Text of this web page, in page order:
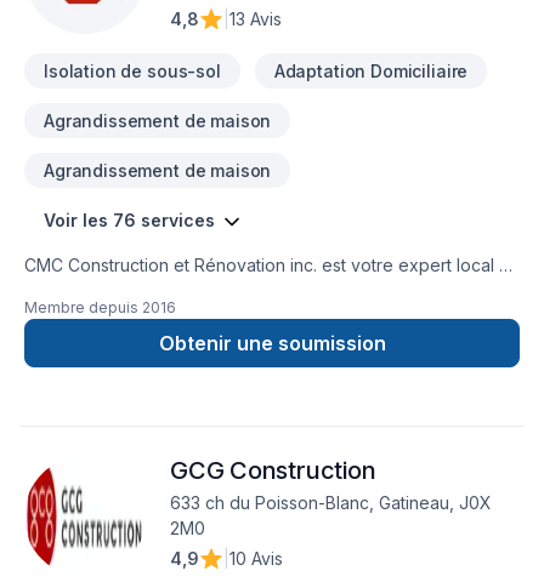
4,8
13 Avis
Isolation de sous-sol Adaptation Domiciliaire
Agrandissement de maison
Agrandissement de maison
Voir les 76 services
CMC Construction et Rénovation inc. est votre expert local en
haies, Armoires, Balcon, Balcon de bois, Béton, Cablage,
Carrelage, Chauffage, Chauffage à l'huile, Climatisation,
Clôture, Commercial, Cuisine, Démolition, Électricité, Entretien
Plancher, Plomberie, Portes et fenêtres, Rénovation
générale, Revêtement extérieur, Salle de bain, Soudeur,
Sous-sol, Tapis, Toiture, Tourbe, Transport, Ventilation dans
les secteurs de Eastern Ontario,Outaouais, combinant
expérience, innovation et rigueur. Notre équipe
Membre depuis 2016
Obtenir une soumission
GCG Construction
633 ch du Poisson-Blanc, Gatineau, J0X
2M0
4,9
10 Avis